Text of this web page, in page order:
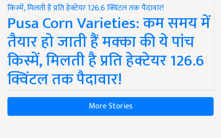
Pusa Corn Varieties: कम समय में
तैयार हो जाती हैं मक्का की ये पांच
किस्में, मिलती है प्रति हेक्टेयर 126.6
क्विंटल तक पैदावार!
More Stories